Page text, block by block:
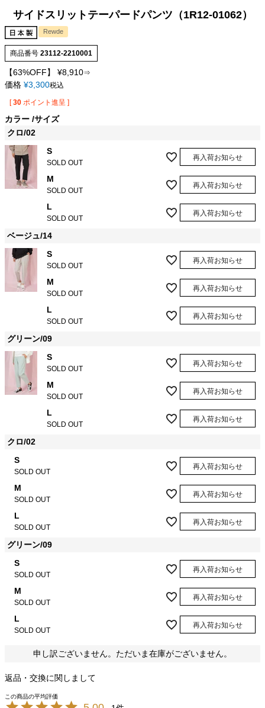
サイドスリットテーパードパンツ（1R12-01062）
Rewde
商品番号 23112-2210001
【63%OFF】 ¥8,910⇒
価格 ¥3,300税込
[ 30 ポイント進呈 ]
カラー サイズ
クロ/02
S
SOLD OUT
再入荷お知らせ
M
SOLD OUT
再入荷お知らせ
L
SOLD OUT
再入荷お知らせ
ベージュ/14
S
SOLD OUT
再入荷お知らせ
M
SOLD OUT
再入荷お知らせ
L
SOLD OUT
再入荷お知らせ
グリーン/09
S
SOLD OUT
再入荷お知らせ
M
SOLD OUT
再入荷お知らせ
L
SOLD OUT
再入荷お知らせ
クロ/02
S
SOLD OUT
再入荷お知らせ
M
SOLD OUT
再入荷お知らせ
L
SOLD OUT
再入荷お知らせ
グリーン/09
S
SOLD OUT
再入荷お知らせ
M
SOLD OUT
再入荷お知らせ
L
SOLD OUT
再入荷お知らせ
申し訳ございません。ただいま在庫がございません。
返品・交換に関しまして